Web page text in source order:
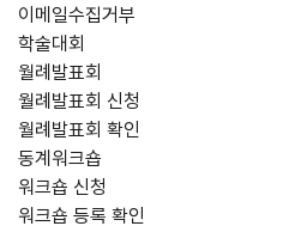
이메일수집거부
학술대회
월례발표회
월례발표회 신청
월례발표회 확인
동계워크숍
워크숍 신청
워크숍 등록 확인